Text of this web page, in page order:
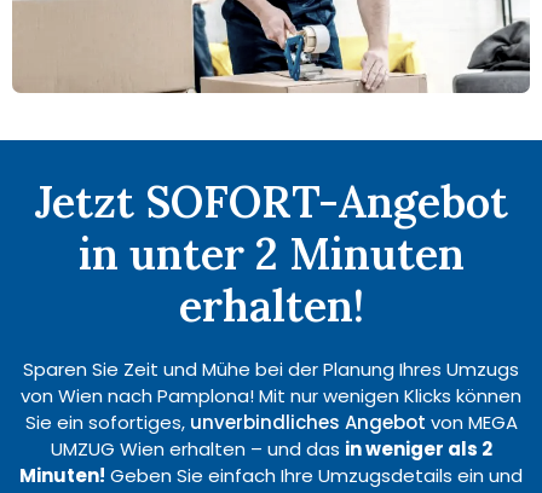
Jetzt SOFORT-Angebot
in unter 2 Minuten
erhalten!
Sparen Sie Zeit und Mühe bei der Planung Ihres Umzugs
von Wien nach Pamplona! Mit nur wenigen Klicks können
Sie ein sofortiges, unverbindliches Angebot von MEGA
UMZUG Wien erhalten – und das in weniger als 2
Minuten! Geben Sie einfach Ihre Umzugsdetails ein und